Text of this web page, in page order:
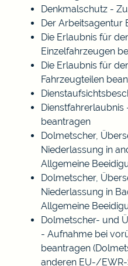
Denkmalschutz -
Der Arbeitsagentur
Die Erlaubnis für
Einzelfahrzeugen
Die Erlaubnis für
Fahrzeugteilen
beantragen
Dolmetscher,
Niederlassung in
Allgemeine
Dolmetscher,
Niederlassung in
Allgemeine
Dolmetscher- und
- Aufnahme bei
beantragen
anderen EU-/EWR-